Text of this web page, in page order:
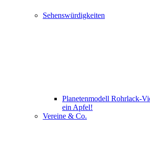
Sehenswürdigkeiten
Planetenmodell Rohrlack-
ein Apfel!
Vereine & Co.